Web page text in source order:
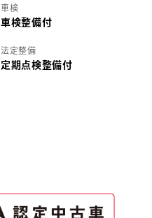
車検
車検整備付
法定整備
定期点検整備付